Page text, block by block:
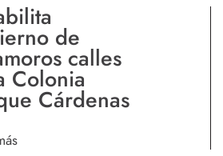
de
calles
Colonia
Cárdenas